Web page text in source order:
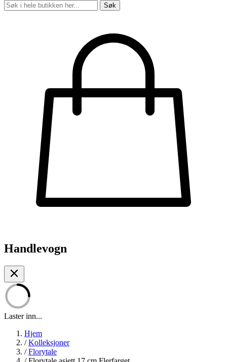
Søk
Handlevogn
Laster inn...
Hjem
/ Kolleksjoner
/ Florytale